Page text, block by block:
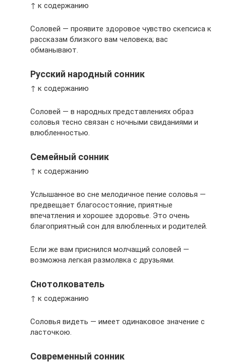
↑ к содержанию
Соловей — проявите здоровое чувство скепсиса к
рассказам близкого вам человека; вас
обманывают.
Русский народный сонник
↑ к содержанию
Соловей — в народных представлениях образ
соловья тесно связан с ночными свиданиями и
влюбленностью.
Семейный сонник
↑ к содержанию
Услышанное во сне мелодичное пение соловья —
предвещает благосостояние, приятные
впечатления и хорошее здоровье. Это очень
благоприятный сон для влюбленных и родителей.
Если же вам приснился молчащий соловей —
возможна легкая размолвка с друзьями.
Снотолкователь
↑ к содержанию
Соловья видеть — имеет одинаковое значение с
ласточкою.
Современный сонник